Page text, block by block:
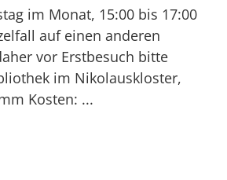
im Monat, 15:00 bis 17:00
auf einen anderen
vor Erstbesuch bitte
im Nikolauskloster,
Kosten: ...